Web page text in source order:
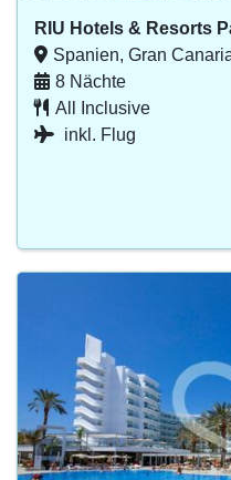
RIU Hotels & Resorts
Spanien, Gran
8 Nächte
All Inclusive
inkl. Flug